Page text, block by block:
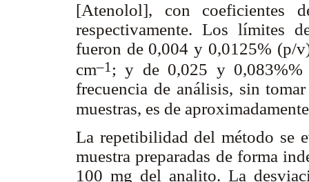
[Atenolol], con coeficientes
respectivamente. Los límites
fueron de 0,004 y 0,0125% (p/
cm–1 ; y de 0,025 y 0,083%%
frecuencia de análisis, sin
muestras, es de
La repetibilidad del método se
muestra preparadas de forma
100 mg del analito. La